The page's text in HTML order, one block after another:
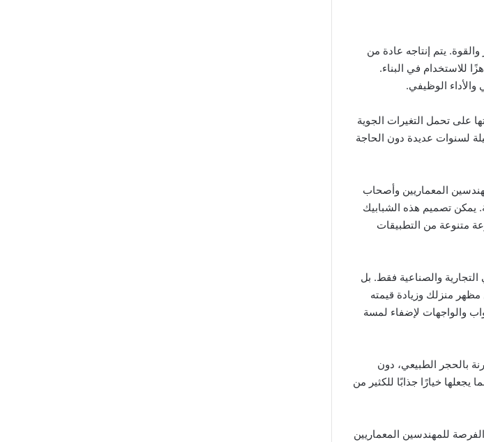
يتم إنتاجه عادة من
للاستخدام في البناء.
الوظيفي.
على تحمل التغيرات الجوية
لسنوات عديدة دون الحاجة
المعماريين وأصحاب
يمكن تصميم هذه الشبابيك
متنوعة من التطبيقات
والصناعية فقط. بل
منزلك وزيادة قيمته
والواجهات لإضفاء لمسة
بالحجر الطبيعي، دون
يجعلها خيارًا جذابًا للكثير من
للمهندسين المعماريين